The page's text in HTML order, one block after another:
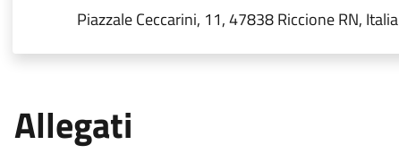
Piazzale Ceccarini, 11, 47838 Riccione RN, Italia
Allegati